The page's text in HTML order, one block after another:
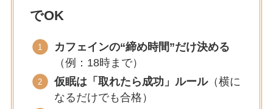
でOK
カフェインの“締め時間”だけ決める
（例：18時まで）
仮眠は「取れたら成功」ルール（横に
なるだけでも合格）